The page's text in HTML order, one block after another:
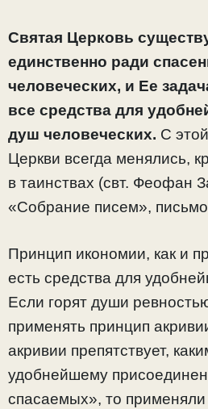
Святая Церковь
единственно ради
человеческих, и Ее
все средства для
душ человеческих. С
Церкви всегда менялись,
в таинствах (свт. Феофан
«Собрание писем»,
Принцип икономии, как и
есть средства для
Если горят души
применять принцип
акривии препятствует,
удобнейшему
спасаемых», то